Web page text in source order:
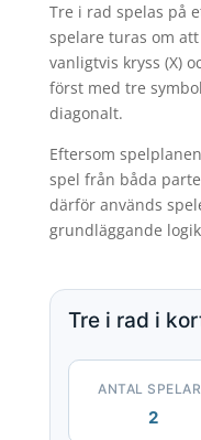
Tre i rad spelas på
spelare turas om
vanligtvis kryss (X)
först med tre
diagonalt.
Eftersom
spel från båda
därför används
grundläggande
Tre i rad i
ANTAL
2